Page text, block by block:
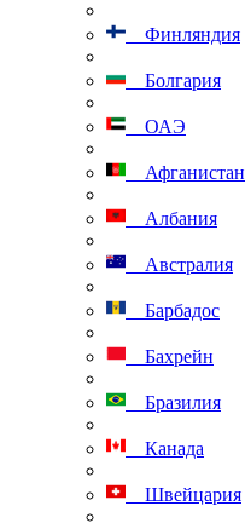
Финляндия
Болгария
ОАЭ
Афганистан
Албания
Австралия
Барбадос
Бахрейн
Бразилия
Канада
Швейцария